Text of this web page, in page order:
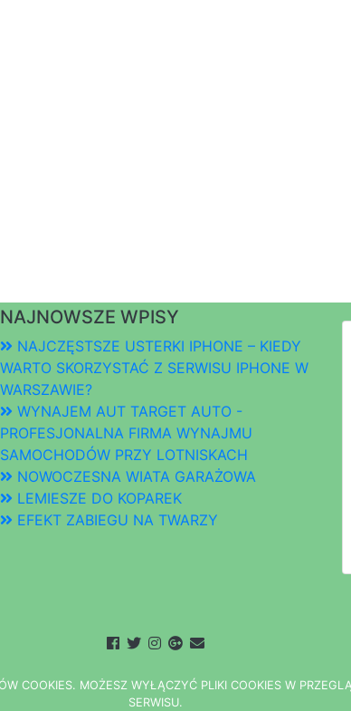
NAJNOWSZE WPISY
NAJCZĘSTSZE USTERKI IPHONE – KIEDY
WARTO SKORZYSTAĆ Z SERWISU IPHONE W
WARSZAWIE?
WYNAJEM AUT TARGET AUTO -
PROFESJONALNA FIRMA WYNAJMU
SAMOCHODÓW PRZY LOTNISKACH
NOWOCZESNA WIATA GARAŻOWA
LEMIESZE DO KOPAREK
EFEKT ZABIEGU NA TWARZY
COOKIES. MOŻESZ WYŁ ĄCZYĆ PL IKI COOKIES W
SERWISU.